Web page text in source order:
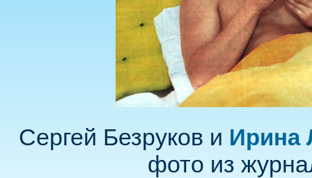
Сергей Безруков и Ирина
фото из